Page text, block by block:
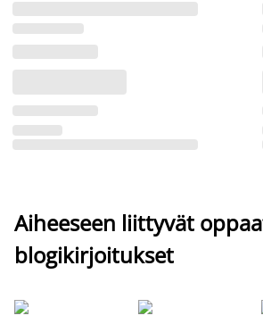
Aiheeseen liittyvät
blogikirjoitukset